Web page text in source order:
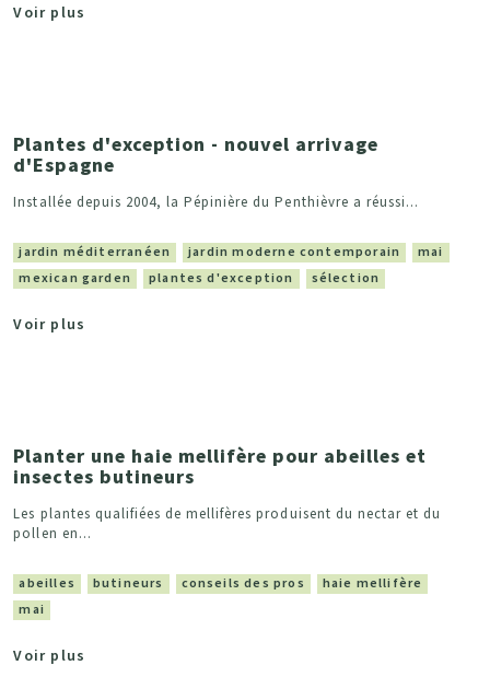
Voir plus
Plantes d'exception - nouvel arrivage
d'Espagne
Installée depuis 2004, la Pépinière du Penthièvre a réussi...
jardin méditerranéen jardin moderne contemporain
mai
mexican garden
plantes d'exception sélection
Voir plus
Planter une haie mellifère pour abeilles et
insectes butineurs
Les plantes qualifiées de mellifères produisent du nectar et du
pollen en...
abeilles butineurs conseils des pros
haie mellifère
mai
Voir plus